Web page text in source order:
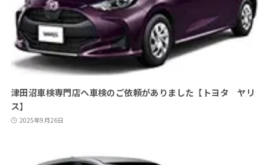
津田沼車検専門店へ車検のご依頼がありました【トヨタ ヤリ
ス】
2025年9月26日